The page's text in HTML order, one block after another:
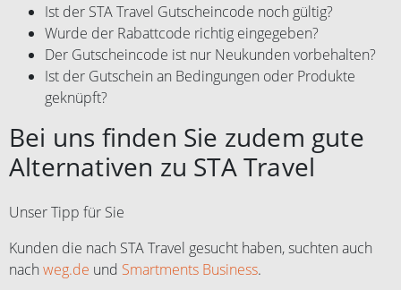
Ist der STA Travel Gutscheincode noch gültig?
Wurde der Rabattcode richtig eingegeben?
Der Gutscheincode ist nur Neukunden vorbehalten?
Ist der Gutschein an Bedingungen oder Produkte
geknüpft?
Bei uns finden Sie zudem gute
Alternativen zu STA Travel
Unser Tipp für Sie
Kunden die nach STA Travel gesucht haben, suchten auch
nach weg.de und Smartments Business.